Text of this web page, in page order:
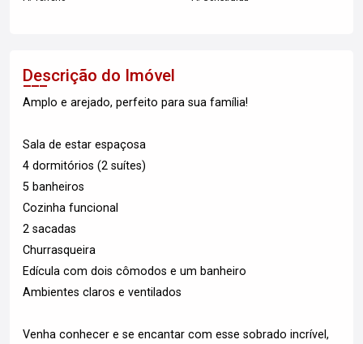
Descrição do Imóvel
Amplo e arejado, perfeito para sua família!
Sala de estar espaçosa
4 dormitórios (2 suítes)
5 banheiros
Cozinha funcional
2 sacadas
Churrasqueira
Edícula com dois cômodos e um banheiro
Ambientes claros e ventilados
Venha conhecer e se encantar com esse sobrado incrível,